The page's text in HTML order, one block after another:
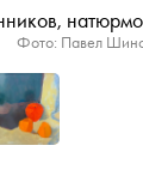
Фото: Павел